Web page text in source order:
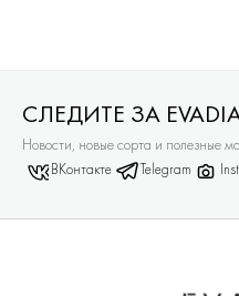
СЛЕДИТЕ ЗА
Новости, новые сорта и полезные
ВКонтакте Telegram